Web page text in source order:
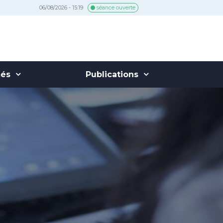
06/08/2026 - 15:19 séance ouverte
Publications